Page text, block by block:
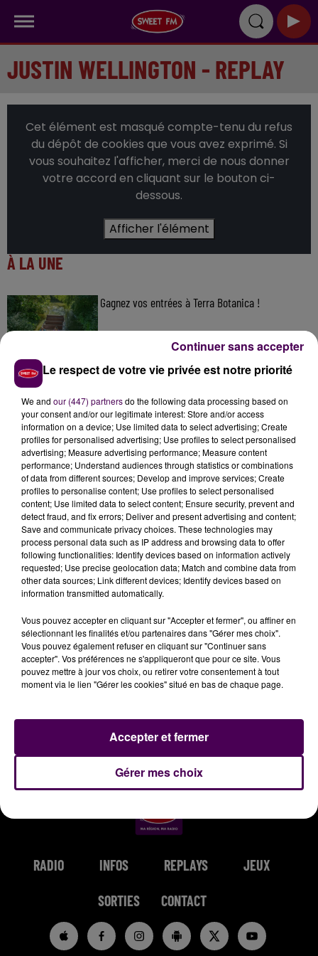
JUSTIN WELLINGTON - REPLAY
Cet élément est masqué compte-tenu du refus
du dépôt de cookies que vous avez exprimé. Si
vous souhaitez l'afficher, merci de nous donner
votre accord en cliquant sur le bouton ci-
dessous.
Afficher l'élément
À LA UNE
Gagnez vos entrées à Terra Botanica !
Inscrivez-vous au casting The Voice & The Voice
Deux rixes en trois semaines : le préfet ordonne
la fermeture d'une...
DERNIERS TITRES
19h02
19h02
JENNIFER LOPEZ & DAVID
18h58
18h58
GIMS
Soleil
18h54
18h54
RAG'N'BONE MAN
RADIO INFOS REPLAYS JEUX
SORTIES CONTACT
Le respect de votre vie privée est notre priorité
We and our (447) partnersdo the following data processing based on
your consent and/or our legitimate interest: Store and/or access
information on a device; Use limited data to select advertising; Create
profiles for personalised advertising; Use profiles to select personalised
advertising; Measure advertising performance; Measure content
performance; Understand audiences through statistics or combinations
of data from different sources; Develop and improve services; Create
profiles to personalise content; Use profiles to select personalised
content; Use limited data to select content; Ensure security, prevent and
detect fraud, and fix errors; Deliver and present advertising and content;
Save and communicate privacy choices. These technologies may
process personal data such as IP address and browsing data to offer
following functionalities: Identify devices based on information actively
requested; Use precise geolocation data; Match and combine data from
other data sources; Link different devices; Identify devices based on
information transmitted automatically.
Vous pouvez accepter en cliquant sur "Accepter et fermer", ou affiner en
sélectionnant les finalités et/ou partenaires dans "Gérer mes choix".
Vous pouvez également refuser en cliquant sur "Continuer sans
accepter". Vos préférences ne s'appliqueront que pour ce site. Vous
pouvez mettre à jour vos choix, ou retirer votre consentement à tout
moment via le lien "Gérer les cookies" situé en bas de chaque page.
Gérer mes choix
Accepter et fermer
Continuer sans accepter